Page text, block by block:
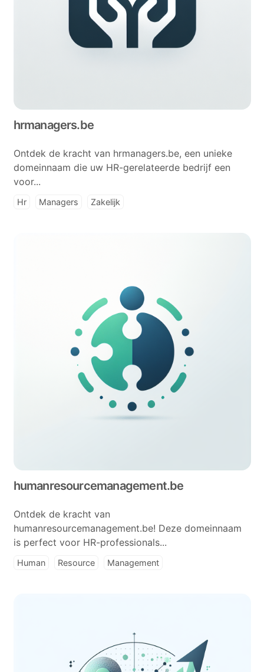
hrmanagers.be
Ontdek de kracht van hrmanagers.be, een unieke
domeinnaam die uw HR-gerelateerde bedrijf een
voor...
Hr Managers Zakelijk
humanresourcemanagement.be
Ontdek de kracht van
humanresourcemanagement.be! Deze domeinnaam
is perfect voor HR-professionals...
Human Resource Management